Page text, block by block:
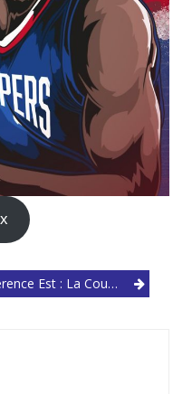
Est : La Course Aux Playoffs